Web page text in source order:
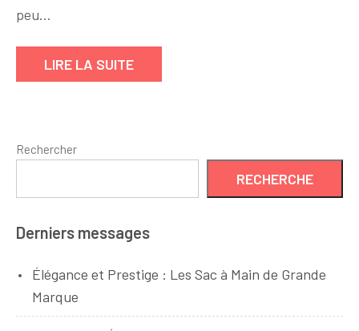
Rêves
à
peu…
LIRE LA SUITE
Rechercher
RECHERCHE
Derniers messages
Élégance et Prestige : Les Sac à Main de Grande
Marque